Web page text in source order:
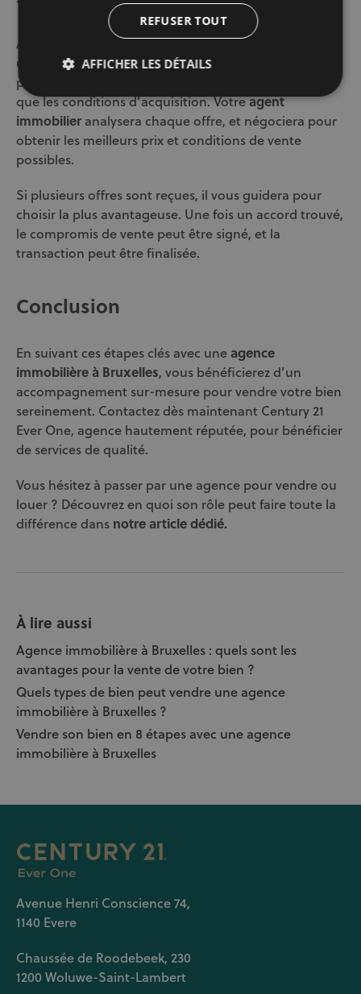
Après les visites, les acheteurs intéressés soumettront
une offre d’achat. Celle-ci précise le prix qu’ils sont
prêts à payer pour la maison ou l’appartement, ainsi
que les conditions d’acquisition. Votreagent
immobilier analysera chaque offre, et négociera pour
obtenir les meilleurs prix et conditions de vente
possibles.
Si plusieurs offres sont reçues, il vous guidera pour
choisir la plus avantageuse. Une fois un accord trouvé,
le compromis de vente peut être signé, et la
transaction peut être finalisée.
Conclusion
En suivant ces étapes clés avec une agence
immobilière à Bruxelles, vous bénéficierez d’un
accompagnement sur-mesure pour vendre votre bien
sereinement. Contactez dès maintenant Century 21
Ever One, agence hautement réputée, pour bénéficier
de services de qualité.
Vous hésitez à passer par une agence pour vendre ou
louer ? Découvrez en quoi son rôle peut faire toute la
différence dans notre article dédié.
À lire aussi
Agence immobilière à Bruxelles : quels sont les
avantages pour la vente de votre bien ?
Quels types de bien peut vendre une agence
immobilière à Bruxelles ?
Vendre son bien en 8 étapes avec une agence
immobilière à Bruxelles
Avenue Henri Conscience 74,
1140 Evere
Chaussée de Roodebeek, 230
1200 Woluwe-Saint-Lambert
REFUSER TOUT
AFFICHER LES DÉTAILS